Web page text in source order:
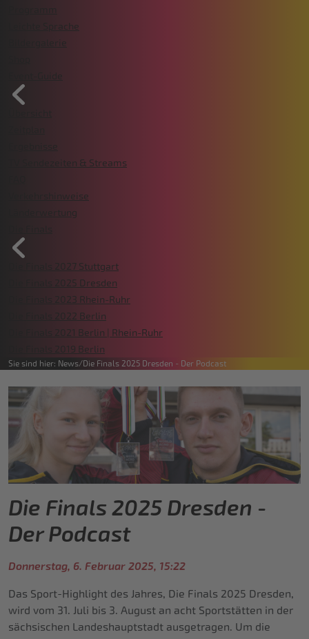
Leichte Sprache
Bildergalerie
TV Sendezeiten & Streams
Verkehrshinweise
Länderwertung
Die Finals 2027 Stuttgart
Die Finals 2025 Dresden
Die Finals 2023 Rhein-Ruhr
Die Finals 2022 Berlin
Die Finals 2021 Berlin | Rhein-Ruhr
Die Finals 2019 Berlin
Sie sind hier: News Die Finals 2025 Dresden - Der Podcast
Die Finals 2025 Dresden -
Der Podcast
Donnerstag, 6. Februar 2025, 15:22
Das Sport-Highlight des Jahres, Die Finals 2025 Dresden,
wird vom 31. Juli bis 3. August an acht Sportstätten in der
sächsischen Landeshauptstadt ausgetragen. Um die